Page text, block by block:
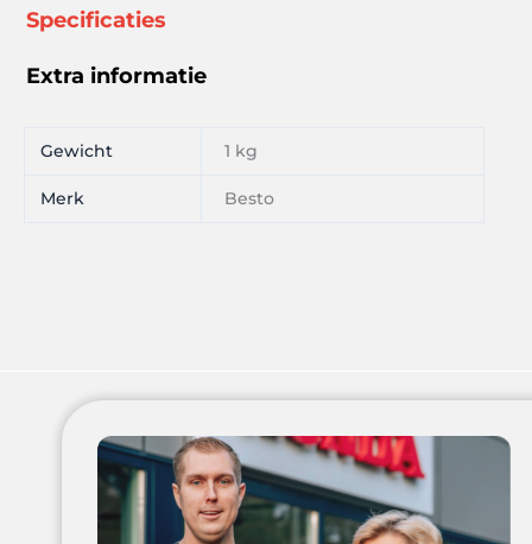
aantal
Specificaties
Extra informatie
Gewicht 1 kg
Merk Besto